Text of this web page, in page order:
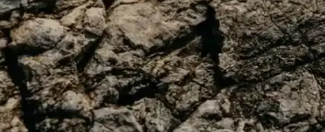
Farklı modeller, renkler ve detaylar ile her tarza uygun
ve Trendler
öneriler ve stil ipuçlarıyla günlük ve resmi ortamlarda fark yaratmanızı
ve Çorap ile Şıklık ve Fonksiyonellik
çorap ile detaylara özen gösterenler için tasarlandı, şıklık ve konforu